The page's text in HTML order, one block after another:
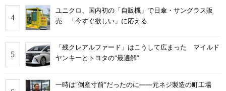
ユニクロ、国内初の「自販機」で日傘・サングラス販
売 「今すぐ欲しい」に応える
「残クレアルファード」はこうして広まった マイルド
ヤンキーとトヨタの“最適解”
一時は“倒産寸前”だったのに――元ネジ製造の町工場